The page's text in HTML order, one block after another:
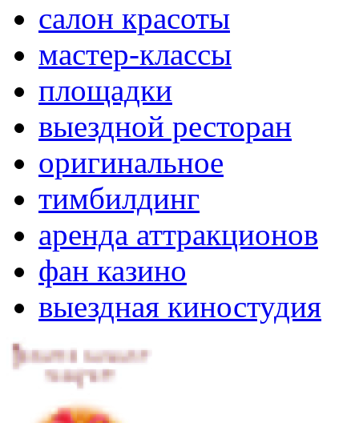
салон красоты
мастер-классы
площадки
выездной ресторан
оригинальное
тимбилдинг
аренда аттракционов
фан казино
выездная киностудия